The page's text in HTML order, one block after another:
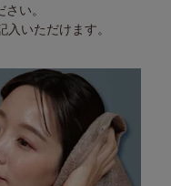
い。
いただけます。